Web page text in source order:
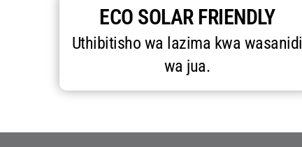
ECO SOLAR FRIENDLY
Uthibitisho wa lazima kwa wasanidi
wa jua.